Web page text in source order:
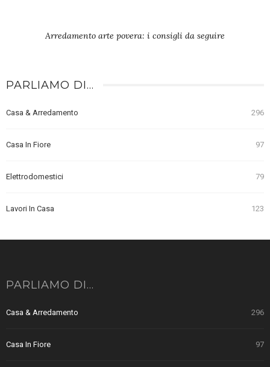
Arredamento arte povera: i consigli da seguire
PARLIAMO DI…
Casa & Arredamento 296
Casa In Fiore 97
Elettrodomestici 79
Lavori In Casa 123
PARLIAMO DI…
Casa & Arredamento 296
Casa In Fiore 97